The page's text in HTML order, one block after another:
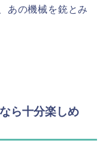
あの機械を銃とみ
ら十分楽しめ